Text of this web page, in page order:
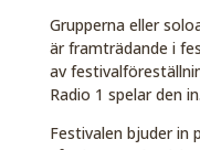
Grupperna eller
är framträdande i
av
Radio 1 spelar den in.
Festivalen bjuder in